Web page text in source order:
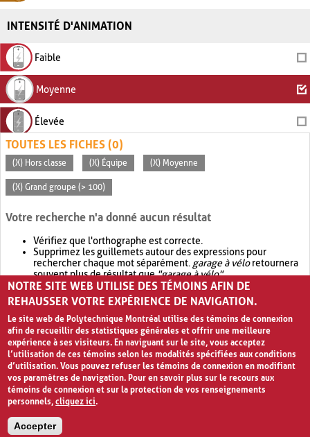
INTENSITÉ D'ANIMATION
Faible
Moyenne
Élevée
TOUTES LES FICHES (0)
(X) Hors classe (X) Équipe (X) Moyenne
(X) Grand groupe (> 100)
Votre recherche n'a donné aucun résultat
Vérifiez que l'orthographe est correcte.
Supprimez les guillemets autour des expressions pour
rechercher chaque mot séparément. garage à véloretournera
souvent plus de résultat que"garage à vélo".
Envisagez d'élargir votre recherche avec OR.garage OR vélo
retournera souvent plus de résultat quegarage à vélo
NOTRE SITE WEB UTILISE DES TÉMOINS AFIN DE
REHAUSSER VOTRE EXPÉRIENCE DE NAVIGATION.
Le site web de Polytechnique Montréal utilise des témoins de connexion
afin de recueillir des statistiques générales et offrir une meilleure
expérience à ses visiteurs. En naviguant sur le site, vous acceptez
l’utilisation de ces témoins selon les modalités spécifiées aux conditions
d’utilisation. Vous pouvez refuser les témoins de connexion en modifiant
vos paramètres de navigation. Pour en savoir plus sur le recours aux
témoins de connexion et sur la protection de vos renseignements
personnels,cliquez ici.
Accepter